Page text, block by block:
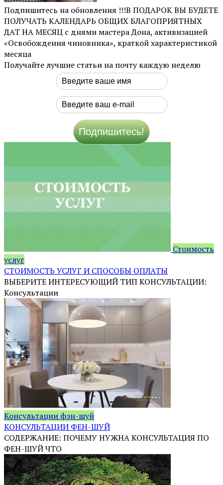
Подпишитесь на обновления !!!В ПОДАРОК ВЫ БУДЕТЕ
ПОЛУЧАТЬ КАЛЕНДАРЬ ОБЩИХ БЛАГОПРИЯТНЫХ
ДАТ НА МЕСЯЦ с днями мастера Дона, активизацией
«Освобождения чиновника», краткой характеристикой
месяца
Получайте лучшие статьи на почту каждую неделю
Стоимость
услуг
СТОИМОСТЬ УСЛУГ И СПОСОБЫ ОПЛАТЫ
ВЫБЕРИТЕ ИНТЕРЕСУЮЩИЙ ТИП КОНСУЛЬТАЦИИ:
Консультации
Консультации фэн-шуй
КОНСУЛЬТАЦИИ ФЕН-ШУЙ
СОДЕРЖАНИЕ: ПОЧЕМУ НУЖНА КОНСУЛЬТАЦИЯ ПО
ФЕН-ШУЙ ЧТО